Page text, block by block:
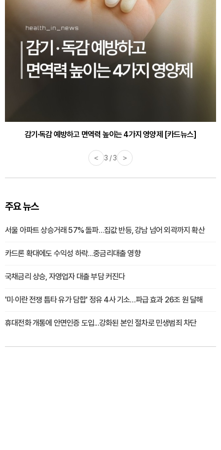
감기·독감 예방하고 면역력 높이는 4가지 영양제 [카드뉴스]
< 3 / 3 >
주요 뉴스
서울 아파트 상승거래 57% 돌파…집값 반등, 강남 넘어 외곽까지 확산
카드론 확대에도 수익성 하락…중금리대출 영향
국채금리 상승, 자영업자 대출 부담 커진다
'미·이란 전쟁 틈타 유가 담합' 정유 4사 기소…파급 효과 26조 원 달해
휴대전화 개통에 안면인증 도입...강화된 본인 절차로 민생범죄 차단